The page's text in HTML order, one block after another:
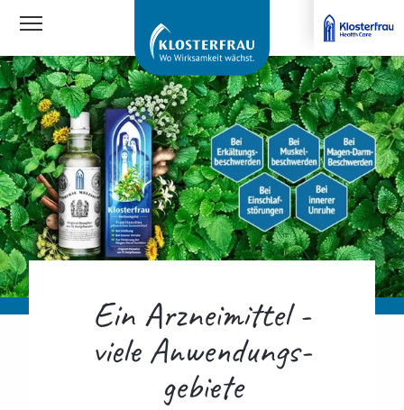
Navigationssichtbarkeit umschalten
Ein Arzneimittel -
viele Anwendungs­
gebiete